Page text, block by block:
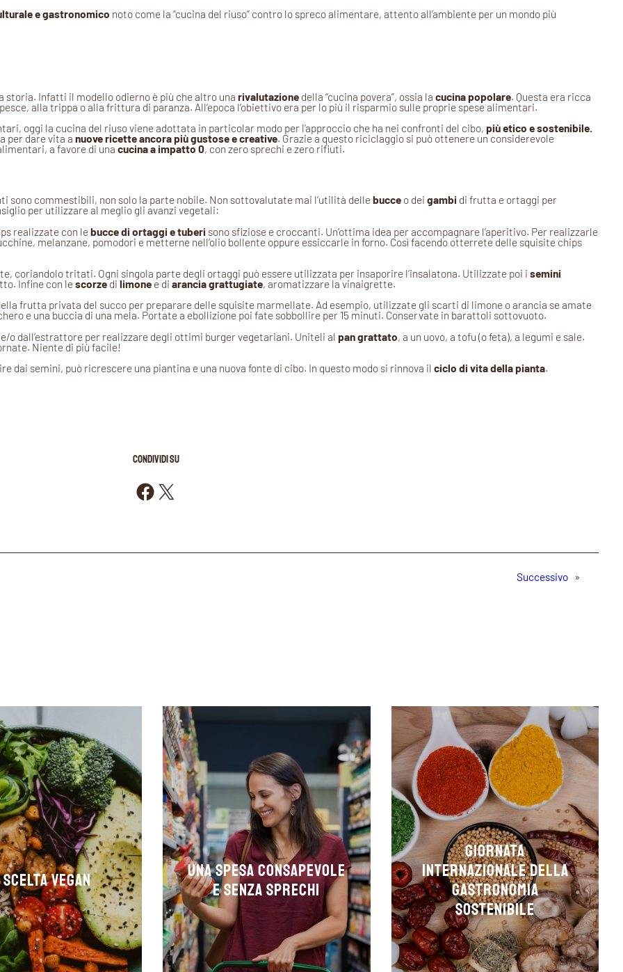
e gastronomico noto come la “cucina del riuso” contro lo spreco alimentare, attento all’ambiente per un mondo più
storia. Infatti il modello odierno è più che altro una rivalutazionedella “cucina povera”, ossia la cucina popolare. Questa era ricca
alla trippa o alla frittura di paranza. All’epoca l’obiettivo era per lo più il risparmio sulle proprie spese alimentari.
oggi la cucina del riuso viene adottata in particolar modo per l’approccio che ha nei confronti del cibo, più etico e sostenibile.
per dare vita a nuove ricette ancora più gustose e creative. Grazie a questo riciclaggio si può ottenere un considerevole
a favore di una cucina a impatto 0, con zero sprechi e zero rifiuti.
sono commestibili, non solo la parte nobile. Non sottovalutate mai l’utilità dellebucceo dei gambi di frutta e ortaggi per
per utilizzare al meglio gli avanzi vegetali:
realizzate con lebucce di ortaggi e tuberi sono sfiziose e croccanti. Un’ottima idea per accompagnare l’aperitivo. Per realizzarle
melanzane, pomodori e metterne nell’olio bollente oppure essiccarle in forno. Così facendo otterrete delle squisite chips
coriandolo tritati. Ogni singola parte degli ortaggi può essere utilizzata per insaporire l’insalatona. Utilizzate poi i semini
Infine con lescorzedi limonee di aranciagrattugiate, aromatizzare la vinaigrette.
frutta privata del succo per preparare delle squisite marmellate. Ad esempio, utilizzate gli scarti di limone o arancia se amate
e una buccia di una mela. Portate a ebollizione poi fate sobbollire per 15 minuti. Conservate in barattoli sottovuoto.
o dall’estrattore per realizzare degli ottimi burger vegetariani. Uniteli al pan grattato, a un uovo, a tofu (o feta), a legumi e sale.
Niente di più facile!
semini, può ricrescere una piantina e una nuova fonte di cibo. In questo modo si rinnova il ciclo di vita della pianta.
CONDIVIDI SU
Condividi su Facebook
Condividi su X
Successivo »
scelta Vegan
Una spesa consapevole
e senza sprechi
Giornata
internazionale della
Gastronomia
sostenibile